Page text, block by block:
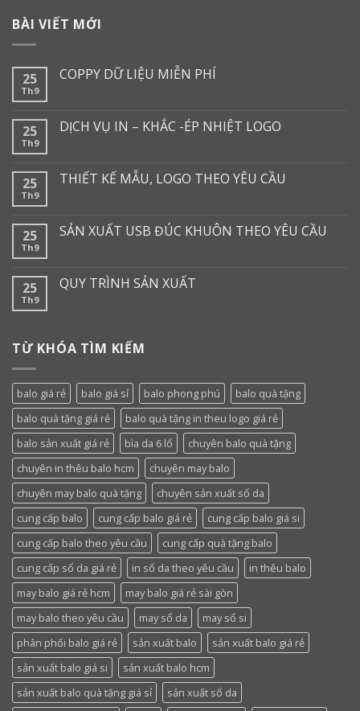
BÀI VIẾT MỚI
25
Th9
COPPY DỮ LIỆU MIỄN PHÍ
25
Th9
DỊCH VỤ IN – KHẮC -ÉP NHIỆT LOGO
25
Th9
THIẾT KẾ MẪU, LOGO THEO YÊU CẦU
25
Th9
SẢN XUẤT USB ĐÚC KHUÔN THEO YÊU CẦU
25
Th9
QUY TRÌNH SẢN XUẤT
TỪ KHÓA TÌM KIẾM
balo giá rẻ balo giá sỉ balo phong phú
balo quà tặng
balo quà tặng giá rẻ
balo quà tặng in theu logo giá rẻ
balo sản xuất giá rẻ
bìa da 6 lổ
chuyên balo quà tặng
chuyên in thêu balo hcm
chuyên may balo
chuyên may balo quà tặng
chuyên sản xuất sổ da
cung cấp balo
cung cấp balo giá rẻ
cung cấp balo giá si
cung cấp balo theo yêu cầu
cung cấp quà tặng balo
cung cấp sổ da giá rẻ
in sổ da theo yêu cầu
in thêu balo
may balo giá rẻ hcm
may balo giá rẻ sài gòn
may balo theo yêu cầu
may sổ da
may sổ si
phân phối balo giá rẻ
sản xuất balo
sản xuất balo giá rẻ
sản xuất balo giá si
sản xuất balo hcm
sản xuất balo quà tặng giá sỉ
sản xuất sổ da